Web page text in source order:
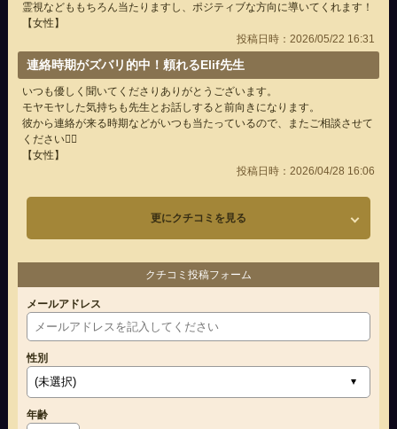
霊視などももちろん当たりますし、ポジティブな方向に導いてくれます！
【女性】
投稿日時：2026/05/22 16:31
連絡時期がズバリ的中！頼れるElif先生
いつも優しく聞いてくださりありがとうございます。
モヤモヤした気持ちも先生とお話しすると前向きになります。
彼から連絡が来る時期などがいつも当たっているので、またご相談させて
ください🙇‍♂️
【女性】
投稿日時：2026/04/28 16:06
更にクチコミを見る
クチコミ投稿フォーム
メールアドレス
性別
年齢